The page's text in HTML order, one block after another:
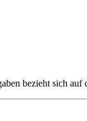
bezieht sich